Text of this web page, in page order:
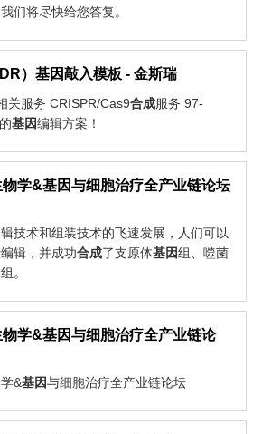
们将尽快给您答复。
）基因敲入模板 - 金斯瑞
关服务 CRISPR/Cas9合成服务 97-
基因编辑方案！
物学&基因与细胞治疗全产业链论坛
技术和组装技术的飞速发展，人们可以
辑，并成功合成了支原体基因组、噬菌
组。
物学&基因与细胞治疗全产业链论
&基因与细胞治疗全产业链论坛